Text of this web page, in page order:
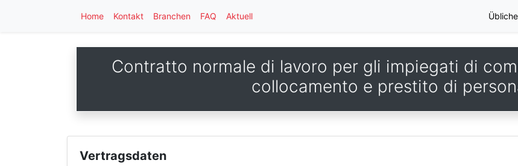
Home Kontakt Branchen FAQ Aktuell
Contratto normale di lavoro per gli impiegati di
collocamento e prestito di
Vertragsdaten